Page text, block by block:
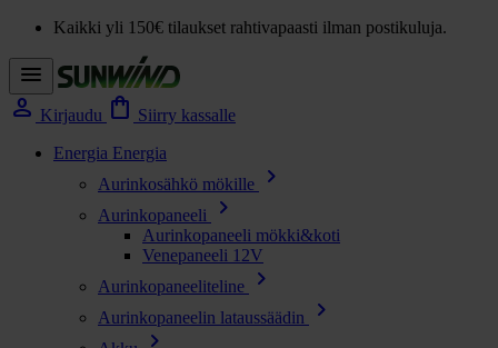
Kaikki yli 150€ tilaukset rahtivapaasti ilman postikuluja.
menu
person Kirjaudu shopping_bag Siirry kassalle
Energia Energia
Aurinkosähkö mökille
chevron_right
Aurinkopaneeli chevron_right
Aurinkopaneeli mökki&koti
Venepaneeli 12V
Aurinkopaneeliteline
chevron_right
Aurinkopaneelin lataussäädin chevron_right
chevron_right